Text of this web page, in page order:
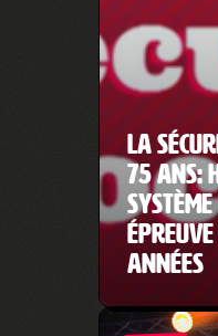
La
75 ans:
années